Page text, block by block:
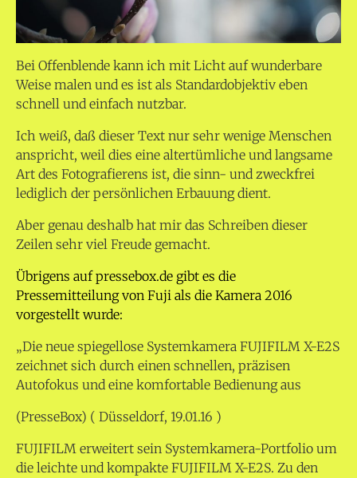
Bei Offenblende kann ich mit Licht auf wunderbare
Weise malen und es ist als Standardobjektiv eben
schnell und einfach nutzbar.
Ich weiß, daß dieser Text nur sehr wenige Menschen
anspricht, weil dies eine altertümliche und langsame
Art des Fotografierens ist, die sinn- und zweckfrei
lediglich der persönlichen Erbauung dient.
Aber genau deshalb hat mir das Schreiben dieser
Zeilen sehr viel Freude gemacht.
Übrigens auf pressebox.de gibt es die
Pressemitteilung von Fuji als die Kamera 2016
vorgestellt wurde:
„Die neue spiegellose Systemkamera FUJIFILM X-E2S
zeichnet sich durch einen schnellen, präzisen
Autofokus und eine komfortable Bedienung aus
(PresseBox) ( Düsseldorf, 19.01.16 )
FUJIFILM erweitert sein Systemkamera-Portfolio um
die leichte und kompakte FUJIFILM X-E2S. Zu den